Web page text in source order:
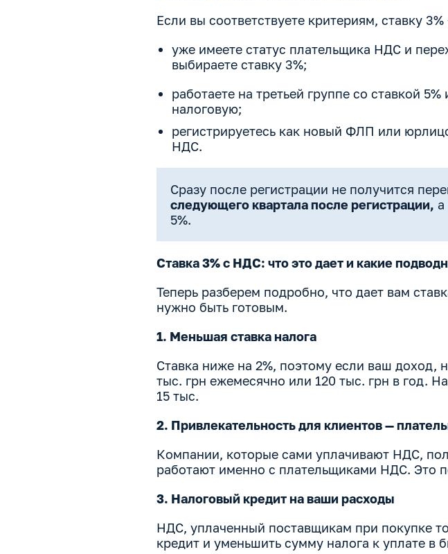
Если вы соответствуете критериям, ставку
уже имеете статус плательщика НДС и
выбираете ставку 3%;
работаете на третьей группе со ставкой
налоговую;
регистрируетесь как новый ФЛП или
НДС.
Сразу после регистрации не получится
следующего квартала после регистрации,
5%.
Ставка 3% с НДС: что это дает и какие
Теперь разберем подробно, что дает вам
нужно быть готовым.
1. Меньшая ставка налога
Ставка ниже на 2%, поэтому если ваш доход,
тыс. грн ежемесячно или 120 тыс. грн в год.
15 тыс.
2. Привлекательность для клиентов —
Компании, которые сами уплачивают НДС,
работают именно с плательщиками НДС. Это
3. Налоговый кредит на ваши расходы
НДС, уплаченный поставщикам при покупке
кредит и уменьшить сумму налога к уплате в